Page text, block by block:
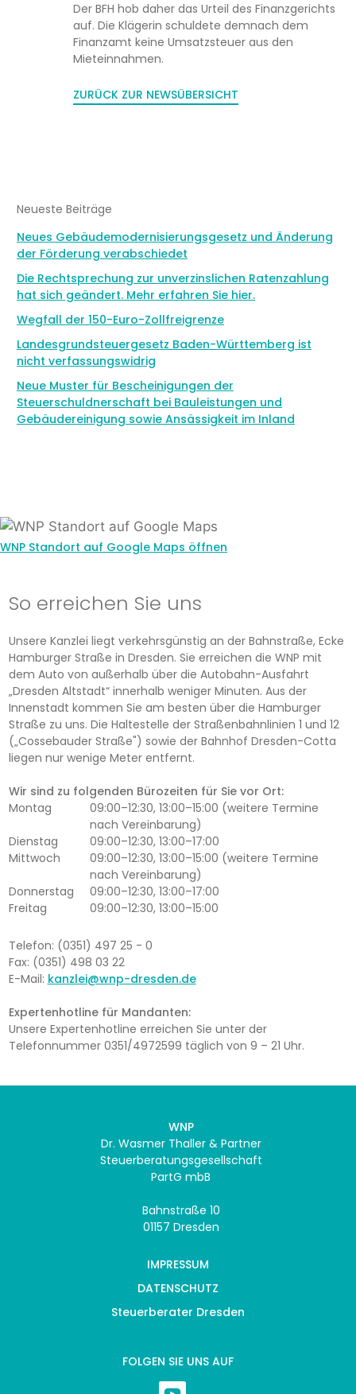
Der BFH hob daher das Urteil des Finanzgerichts
auf. Die Klägerin schuldete demnach dem
Finanzamt keine Umsatzsteuer aus den
Mieteinnahmen.
ZURÜCK ZUR NEWSÜBERSICHT
Neueste Beiträge
Neues Gebäudemodernisierungsgesetz und Änderung
der Förderung verabschiedet
Die Rechtsprechung zur unverzinslichen Ratenzahlung
hat sich geändert. Mehr erfahren Sie hier.
Wegfall der 150-Euro-Zollfreigrenze
Landesgrundsteuergesetz Baden-Württemberg ist
nicht verfassungswidrig
Neue Muster für Bescheinigungen der
Steuerschuldnerschaft bei Bauleistungen und
Gebäudereinigung sowie Ansässigkeit im Inland
WNP Standort auf Google Maps öffnen
So erreichen Sie uns
Unsere Kanzlei liegt verkehrsgünstig an der Bahnstraße, Ecke
Hamburger Straße in Dresden. Sie erreichen die WNP mit
dem Auto von außerhalb über die Autobahn-Ausfahrt
„Dresden Altstadt“ innerhalb weniger Minuten. Aus der
Innenstadt kommen Sie am besten über die Hamburger
Straße zu uns. Die Haltestelle der Straßenbahnlinien 1 und 12
(„Cossebauder Straße") sowie der Bahnhof Dresden-Cotta
liegen nur wenige Meter entfernt.
Wir sind zu folgenden Bürozeiten für Sie vor Ort:
Montag
09:00–12:30, 13:00–15:00 (weitere Termine
nach Vereinbarung)
Dienstag
09:00–12:30, 13:00–17:00
Mittwoch
09:00–12:30, 13:00–15:00 (weitere Termine
nach Vereinbarung)
Donnerstag
09:00–12:30, 13:00–17:00
Freitag
09:00–12:30, 13:00–15:00
Telefon: (0351) 497 25 - 0
Fax: (0351) 498 03 22
E-Mail: kanzlei@wnp-dresden.de
Expertenhotline für Mandanten:
Unsere Expertenhotline erreichen Sie unter der
Telefonnummer 0351/4972599 täglich von 9 – 21 Uhr.
WNP
Dr. Wasmer Thaller & Partner
Steuerberatungsgesellschaft
PartG mbB
Bahnstraße 10
01157 Dresden
IMPRESSUM
DATENSCHUTZ
Steuerberater Dresden
FOLGEN SIE UNS AUF